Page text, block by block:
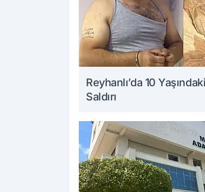
Reyhanlı’da 10
Saldırı